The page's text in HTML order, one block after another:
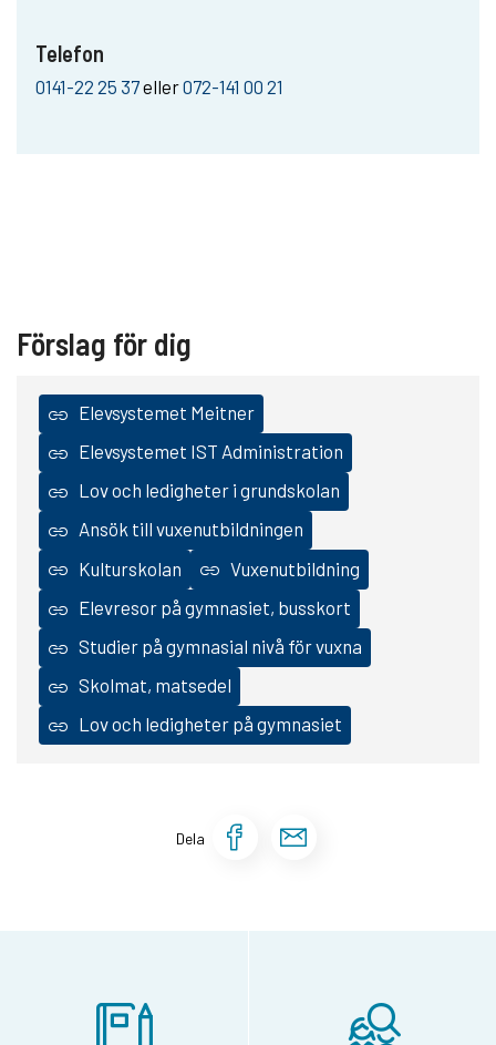
Telefon
0141-22 25 37eller072-141 00 21
Förslag för dig
Elevsystemet Meitner
Elevsystemet IST Administration
Lov och ledigheter i grundskolan
Ansök till vuxenutbildningen
Kulturskolan
Vuxenutbildning
Elevresor på gymnasiet, busskort
Studier på gymnasial nivå för vuxna
Skolmat, matsedel
Lov och ledigheter på gymnasiet
Dela Dela sidan på